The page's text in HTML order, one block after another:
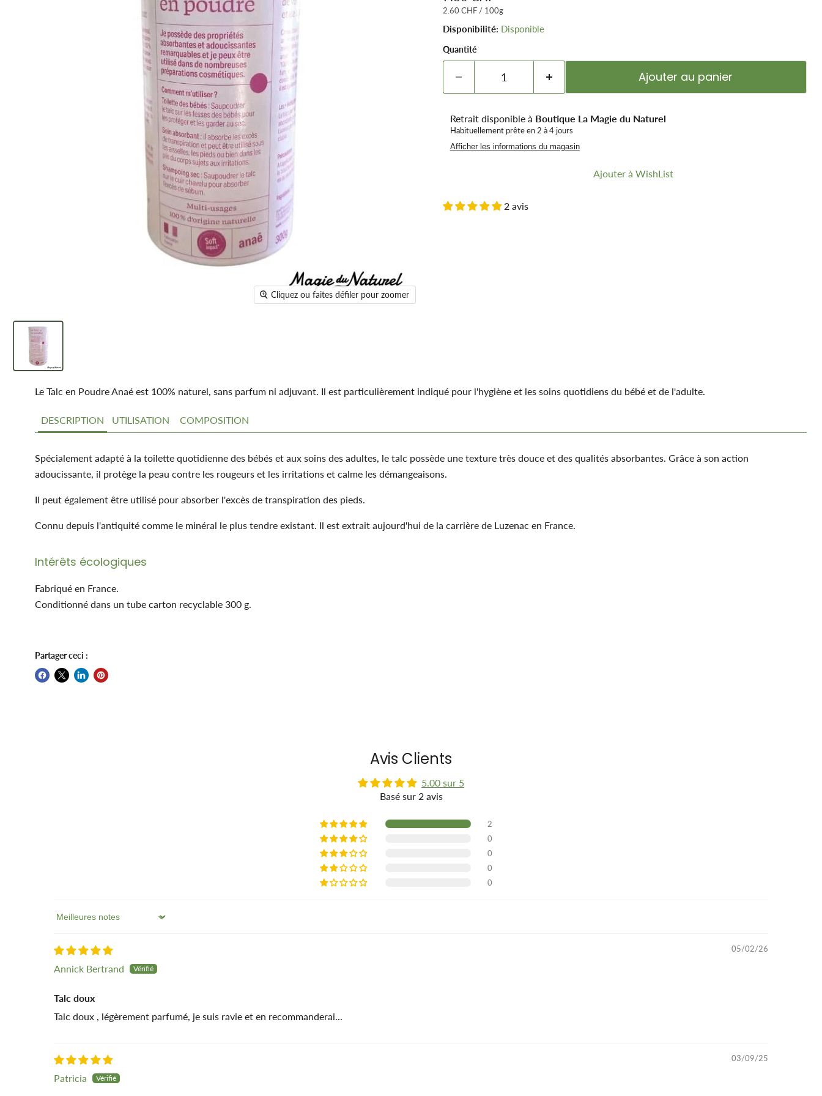
Cliquez ou faites défiler pour zoomer
2.60 CHF/ 100g
Disponibilité: Disponible
Quantité
Ajouter au panier
Retrait disponible à Boutique La Magie du Naturel
Habituellement prête en 2 à 4 jours
Afficher les informations du magasin
Ajouter à WishList
2 avis
Le Talc en Poudre Anaé est 100% naturel, sans parfum ni adjuvant. Il est particulièrement indiqué pour l'hygiène et les soins quotidiens du bébé et de l'adulte.
DESCRIPTION UTILISATION COMPOSITION
Spécialement adapté à la toilette quotidienne des bébés et aux soins des adultes, le talc possède une texture très douce et des qualités absorbantes. Grâce à son action
adoucissante, il protège la peau contre les rougeurs et les irritations et calme les démangeaisons.
Il peut également être utilisé pour absorber l'excès de transpiration des pieds.
Connu depuis l'antiquité comme le minéral le plus tendre existant. Il est extrait aujourd'hui de la carrière de Luzenac en France.
Intérêts écologiques
Fabriqué en France.
Conditionné dans un tube carton recyclable 300 g.
Partager ceci :
Avis Clients
5.00 sur 5
Basé sur 2 avis
2
0
0
0
0
Sort by
05/02/26
Annick Bertrand
Talc doux
Talc doux , légèrement parfumé, je suis ravie et en recommanderai...
03/09/25
Patricia